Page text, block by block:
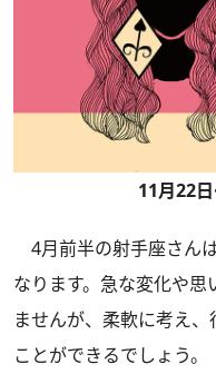
11月22
4月前半の射手座さん
なります。急な変化や
ませんが、柔軟に考え
ことができるでしょう。